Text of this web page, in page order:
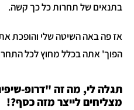
בתנאים של תחרות כל כך קשה.
אז פה באה השיטה שלי והופכת
הפוך' אתה בכלל מחוץ לכל
תגלה לי, מה זה "דרופ-
מצליחים לייצר מזה כסף?!